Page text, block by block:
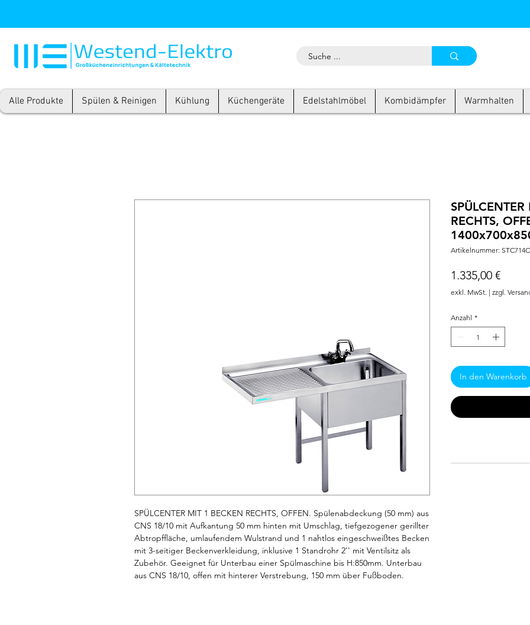
Alle Produkte Spülen & Reinigen Kühlung Küchengeräte Edelstahlmöbel Kombidämpfer Warmhalten
SPÜLCENTER MIT 1 BECKEN RECHTS, OFFEN. Spülenabdeckung (50 mm) aus
CNS 18/10 mit Aufkantung 50 mm hinten mit Umschlag, tiefgezogener gerillter
Abtropffläche, umlaufendem Wulstrand und 1 nahtlos eingeschweißtes Becken
mit 3-seitiger Beckenverkleidung, inklusive 1 Standrohr 2'' mit Ventilsitz als
Zubehör. Geeignet für Unterbau einer Spülmaschine bis H:850mm. Unterbau
aus CNS 18/10, offen mit hinterer Verstrebung, 150 mm über Fußboden.
RECHTS,
Artikelnummer:
1.335,00 €Preis
exkl. MwSt. | zzgl.
Anzahl *
In den Warenkorb